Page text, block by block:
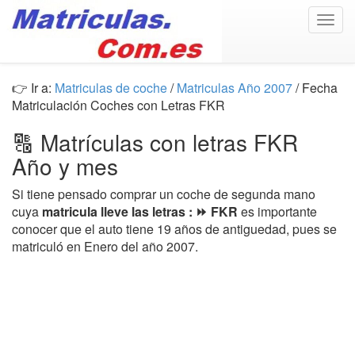
👉 Ir a: Matriculas de coche/Matriculas Año 2007/ Fecha
Matriculación Coches con Letras FKR
🔠 Matrículas con letras FKR
Año y mes
Si tiene pensado comprar un coche de segunda mano
cuya matricula lleve las letras : ⏩ FKR es importante
conocer que el auto tiene 19 años de antiguedad, pues se
matriculó en Enero del año 2007.